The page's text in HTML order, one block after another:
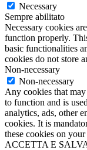
Necessary
Sempre abilitato
Necessary cookies
function properly.
basic functionalities
cookies do not store
Non-necessary
Non-necessary
Any cookies that
to function and is
analytics, ads, other
cookies. It is
these cookies on
ACCETTA E